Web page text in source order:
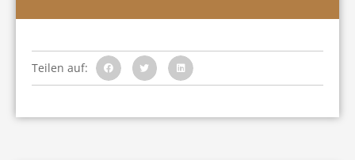
Teilen auf: